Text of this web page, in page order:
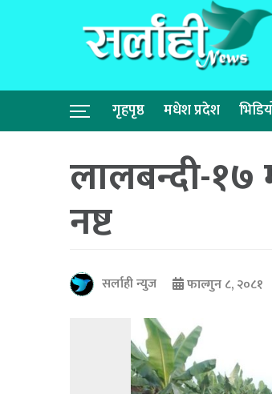
गृहपृष्ठ मधेश प्रदेश
लालबन्दी-१७
नष्ट
सर्लाही न्युज फाल्गुन ८, २०८१